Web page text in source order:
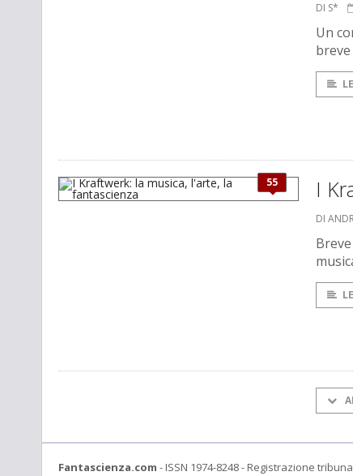
DI S*
Un
55 I
DI
Fantascienza.com - ISSN 1974-8248 - Registrazione